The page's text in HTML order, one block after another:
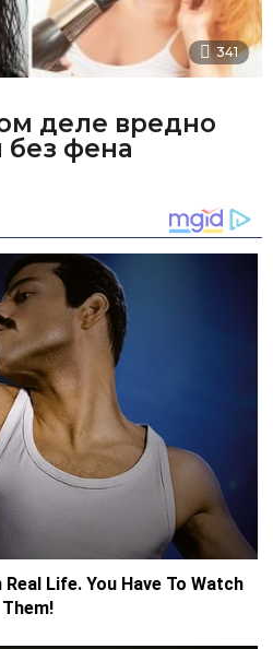
341
деле вредно
без фена